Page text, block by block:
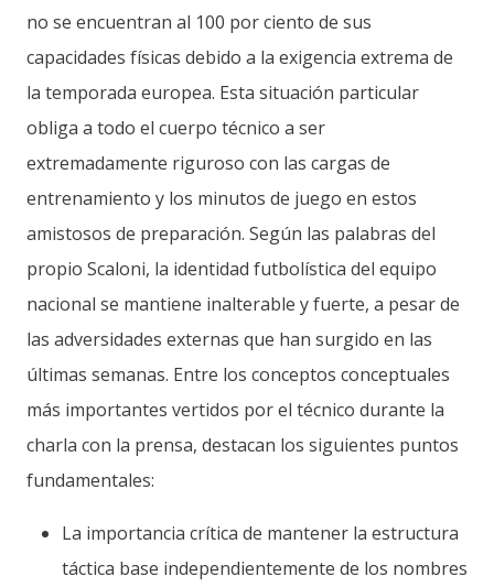
no se encuentran al 100 por ciento de sus
capacidades físicas debido a la exigencia extrema de
la temporada europea. Esta situación particular
obliga a todo el cuerpo técnico a ser
extremadamente riguroso con las cargas de
entrenamiento y los minutos de juego en estos
amistosos de preparación. Según las palabras del
propio Scaloni, la identidad futbolística del equipo
nacional se mantiene inalterable y fuerte, a pesar de
las adversidades externas que han surgido en las
últimas semanas. Entre los conceptos conceptuales
más importantes vertidos por el técnico durante la
charla con la prensa, destacan los siguientes puntos
fundamentales:
La importancia crítica de mantener la estructura
táctica base independientemente de los nombres